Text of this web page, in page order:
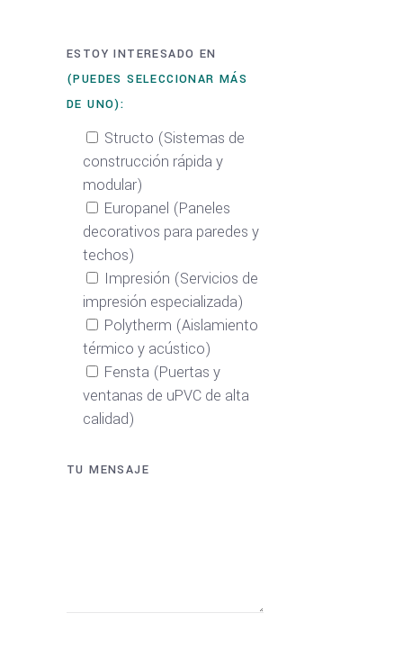
ESTOY INTERESADO EN
(PUEDES SELECCIONAR MÁS
DE UNO):
Structo (Sistemas de
construcción rápida y
modular)
Europanel (Paneles
decorativos para paredes y
techos)
Impresión (Servicios de
impresión especializada)
Polytherm (Aislamiento
térmico y acústico)
Fensta (Puertas y
ventanas de uPVC de alta
calidad)
TU MENSAJE